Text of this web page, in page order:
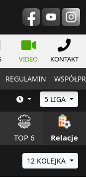
VIDEO KONTAKT
REGULAMIN
5 LIGA
TOP 6 Relacje
12 KOLEJKA